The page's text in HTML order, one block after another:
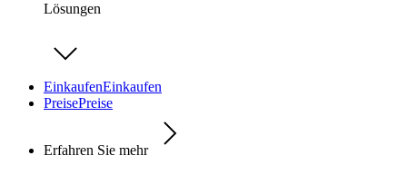
Lösungen
EinkaufenEinkaufen
PreisePreise
Erfahren Sie mehr